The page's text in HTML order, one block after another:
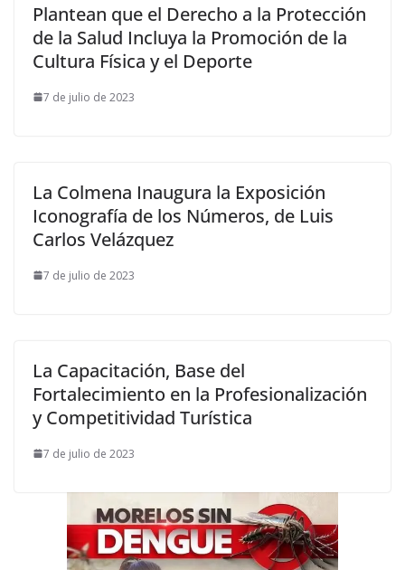
Plantean que el Derecho a la Protección
de la Salud Incluya la Promoción de la
Cultura Física y el Deporte
7 de julio de 2023
La Colmena Inaugura la Exposición
Iconografía de los Números, de Luis
Carlos Velázquez
7 de julio de 2023
La Capacitación, Base del
Fortalecimiento en la Profesionalización
y Competitividad Turística
7 de julio de 2023